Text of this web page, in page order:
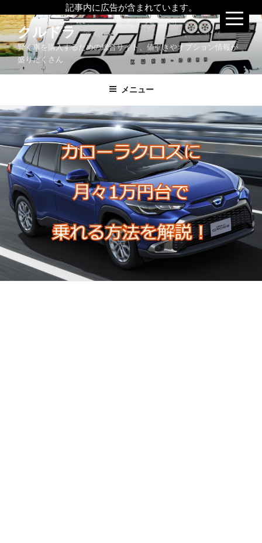
記事内に広告が含まれています。
コ
ン
テ
ツ
キ
ッ
プ
クルドラ
賢く車を購入するための総合サイト、値引きやオプション情報が
盛りだくさん
メニュー